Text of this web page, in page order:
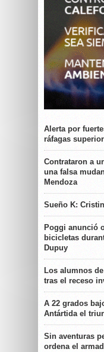
Alerta por
ráfagas
Contrataron a
una falsa
Mendoza
Sueño K:
Poggi anunció
bicicletas
Dupuy
Los alumnos
tras el receso
A 22 grados
Antártida el
Sin aventuras
ordena el